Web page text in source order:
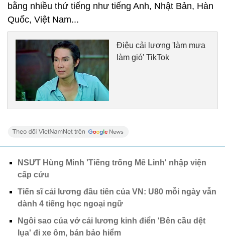
bằng nhiều thứ tiếng như tiếng Anh, Nhật Bản, Hàn
Quốc, Việt Nam...
Điệu cải lương 'làm mưa
làm gió' TikTok
NSƯT Hùng Minh 'Tiếng trống Mê Linh' nhập viện
cấp cứu
Tiến sĩ cải lương đầu tiên của VN: U80 mỗi ngày vẫn
dành 4 tiếng học ngoại ngữ
Ngôi sao của vở cải lương kinh điển 'Bên cầu dệt
lụa' đi xe ôm, bán bảo hiểm